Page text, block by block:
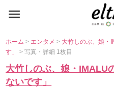
ホーム> エンタメ> 大竹しのぶ、娘
す」> 写真・詳細 1枚目
大竹しのぶ、娘・
ないです」